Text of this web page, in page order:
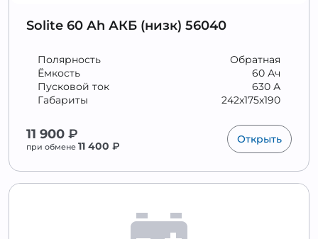
Solite 60 Аh АКБ (низк) 56040
Обратная
Полярность
60 Ач
Ёмкость
630 А
Пусковой ток
242x175x190
Габариты
11 900 ₽
при обмене 11 400 ₽
Открыть